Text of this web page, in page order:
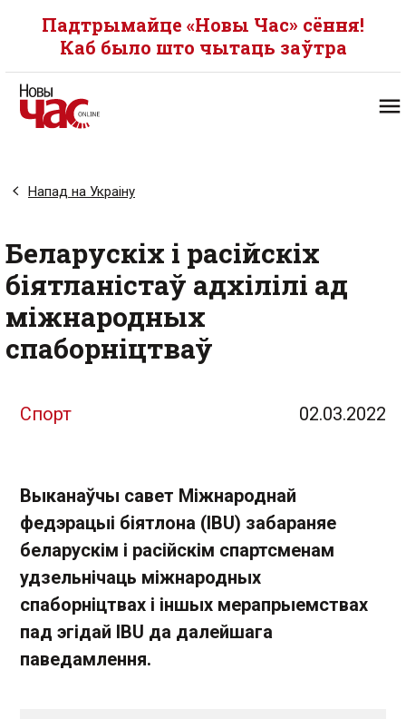
Падтрымайце «Новы Час» сёння!
Каб было што чытаць заўтра
Напад на Украіну
Беларускіх і расійскіх
біятланістаў адхілілі ад
міжнародных
спаборніцтваў
Спорт 02.03.2022
Выканаўчы савет Міжнароднай
федэрацыі біятлона (IBU) забараняе
беларускім і расійскім спартсменам
удзельнічаць міжнародных
спаборніцтвах і іншых мерапрыемствах
пад эгідай IBU да далейшага
паведамлення.